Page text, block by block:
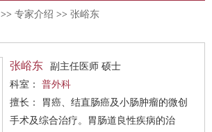
>> 专家介绍 >> 张峪东
张峪东
副主任医师 硕士
科室： 普外科
擅长： 胃癌、结直肠癌及小肠肿瘤的微创
手术及综合治疗。胃肠道良性疾病的治